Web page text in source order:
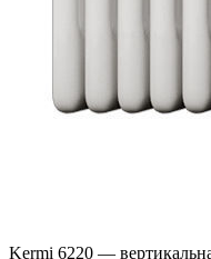
Kermi 6220 —